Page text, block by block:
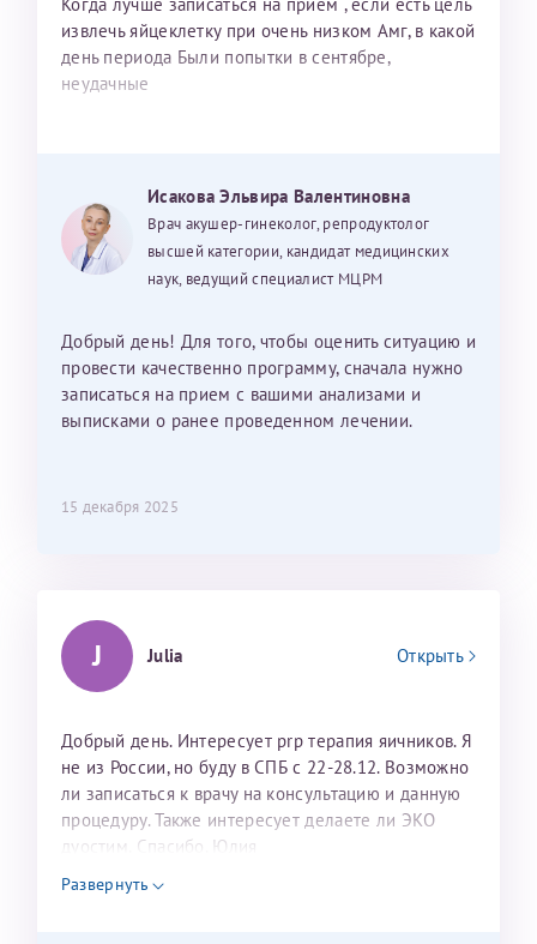
извлечь яйцеклетку при очень низком Амг, в какой
день периода Были попытки в сентябре,
неудачные
Исакова Эльвира Валентиновна
Врач акушер-гинеколог, репродуктолог
высшей категории, кандидат медицинских
наук, ведущий специалист МЦРМ
Добрый день! Для того, чтобы оценить ситуацию и
провести качественно программу, сначала нужно
записаться на прием с вашими анализами и
выписками о ранее проведенном лечении.
15 декабря 2025
J Julia Открыть
Добрый день. Интересует prp терапия яичников. Я
не из России, но буду в СПБ с 22-28.12. Возможно
ли записаться к врачу на консультацию и данную
процедуру. Также интересует делаете ли ЭКО
дуостим. Спасибо. Юлия
Развернуть